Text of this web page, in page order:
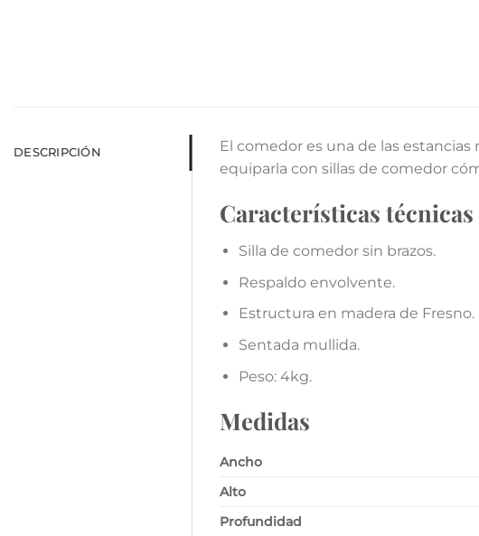
DESCRIPCIÓN
El comedor es una de las
equiparla con sillas de comedor
Características técnicas
Silla de comedor sin brazos.
Respaldo envolvente.
Estructura en madera de Fresno.
Sentada mullida.
Peso: 4kg.
Medidas
Ancho
Alto
Profundidad